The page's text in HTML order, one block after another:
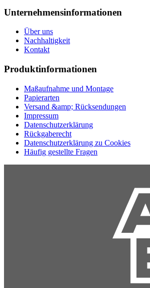
Unternehmensinformationen
Über uns
Nachhaltigkeit
Kontakt
Produktinformationen
Maßaufnahme und Montage
Papierarten
Versand &amp; Rücksendungen
Impressum
Datenschutzerklärung
Rückgaberecht
Datenschutzerklärung zu Cookies
Häufig gestellte Fragen